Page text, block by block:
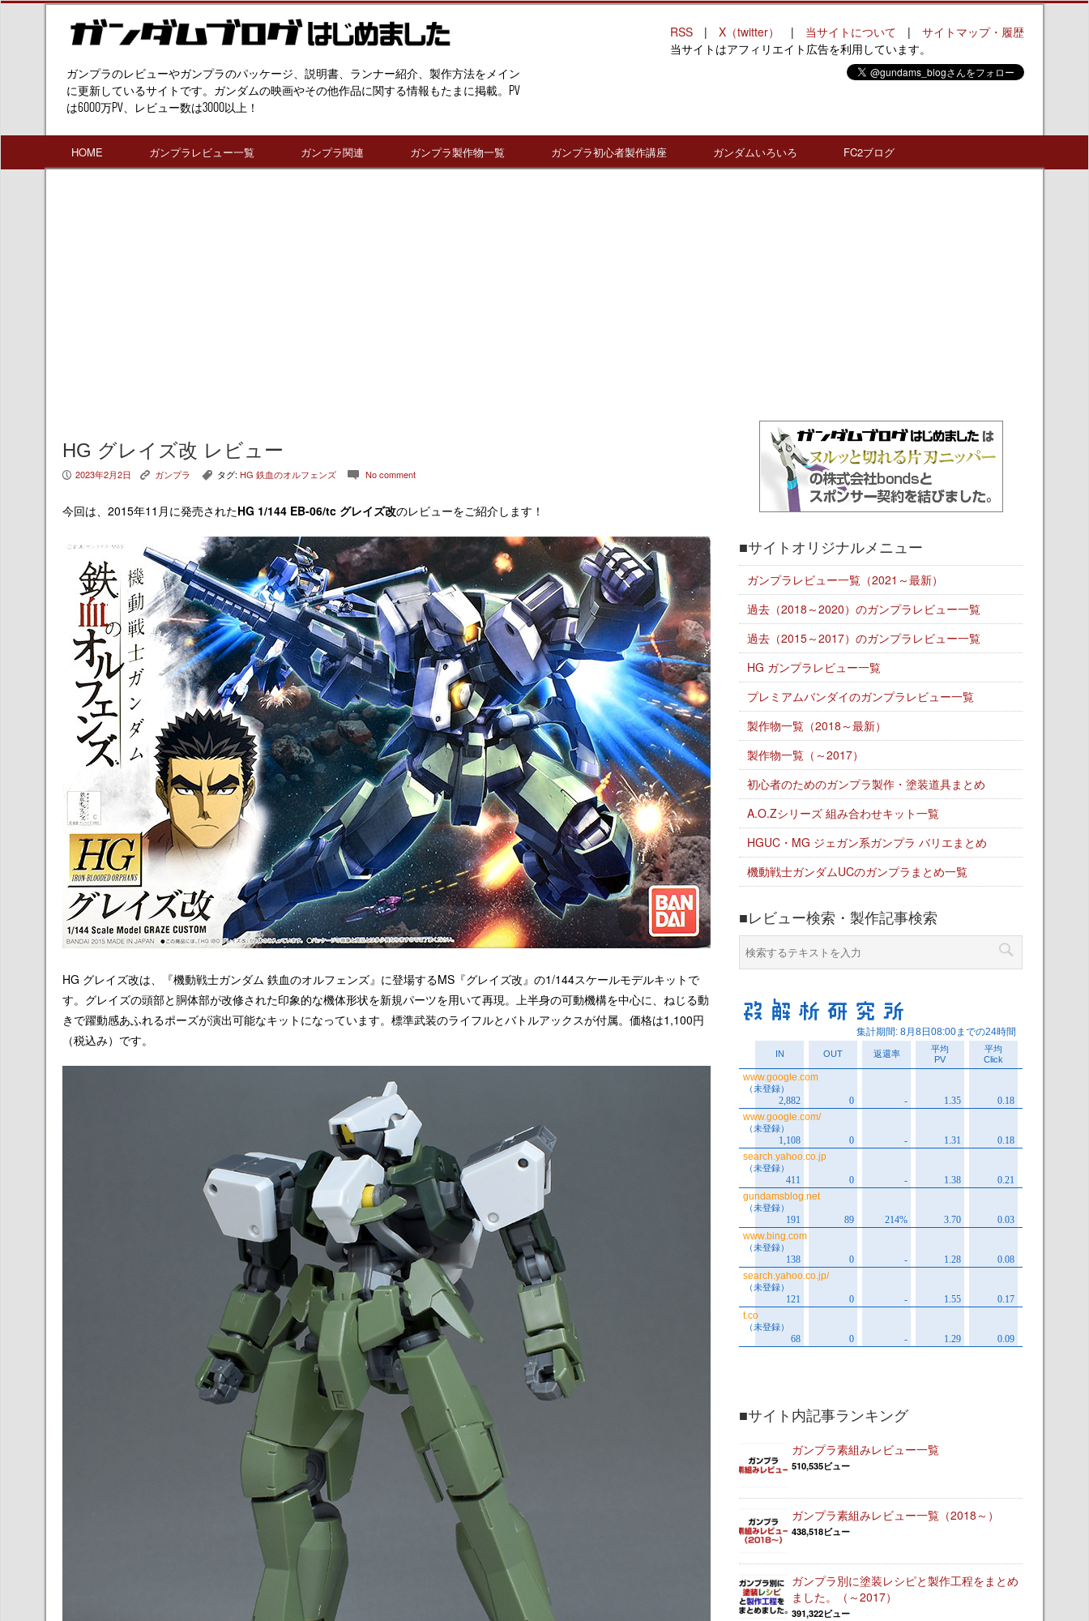
ガンプラのレビューやガンプラのパッケージ、説明書、ランナー紹介、製作方法をメイン
に更新しているサイトです。ガンダムの映画やその他作品に関する情報もたまに掲載。PV
は6000万PV、レビュー数は3000以上！
RSS | X（twitter） | 当サイトについて | サイトマップ・履歴
当サイトはアフィリエイト広告を利用しています。
HOME ガンプラレビュー一覧 ガンプラ関連 ガンプラ製作物一覧 ガンプラ初心者製作講座 ガンダムいろいろ FC2ブログ
HG グレイズ改 レビュー
P 2023年2月2日 K ガンプラ , タグ: HG 鉄血のオルフェンズ c No comment
今回は、2015年11月に発売されたHG 1/144 EB-06/tc グレイズ改のレビューをご紹介します！
HG グレイズ改は、『機動戦士ガンダム 鉄血のオルフェンズ』に登場するMS『グレイズ改』の1/144スケールモデルキットで
す。グレイズの頭部と胴体部が改修された印象的な機体形状を新規パーツを用いて再現。上半身の可動機構を中心に、ねじる動
きで躍動感あふれるポーズが演出可能なキットになっています。標準武装のライフルとバトルアックスが付属。価格は1,100円
（税込み）です。
■サイトオリジナルメニュー
ガンプラレビュー一覧（2021～最新）
過去（2018～2020）のガンプラレビュー一覧
過去（2015～2017）のガンプラレビュー一覧
HG ガンプラレビュー一覧
プレミアムバンダイのガンプラレビュー一覧
製作物一覧（2018～最新）
製作物一覧（～2017）
初心者のためのガンプラ製作・塗装道具まとめ
A.O.Zシリーズ 組み合わせキット一覧
HGUC・MG ジェガン系ガンプラ バリエまとめ
機動戦士ガンダムUCのガンプラまとめ一覧
■レビュー検索・製作記事検索
■サイト内記事ランキング
ガンプラ素組みレビュー一覧
510,535ビュー
ガンプラ素組みレビュー一覧（2018～）
438,518ビュー
ガンプラ別に塗装レシピと製作工程をまとめ
ました。（～2017）
391,322ビュー